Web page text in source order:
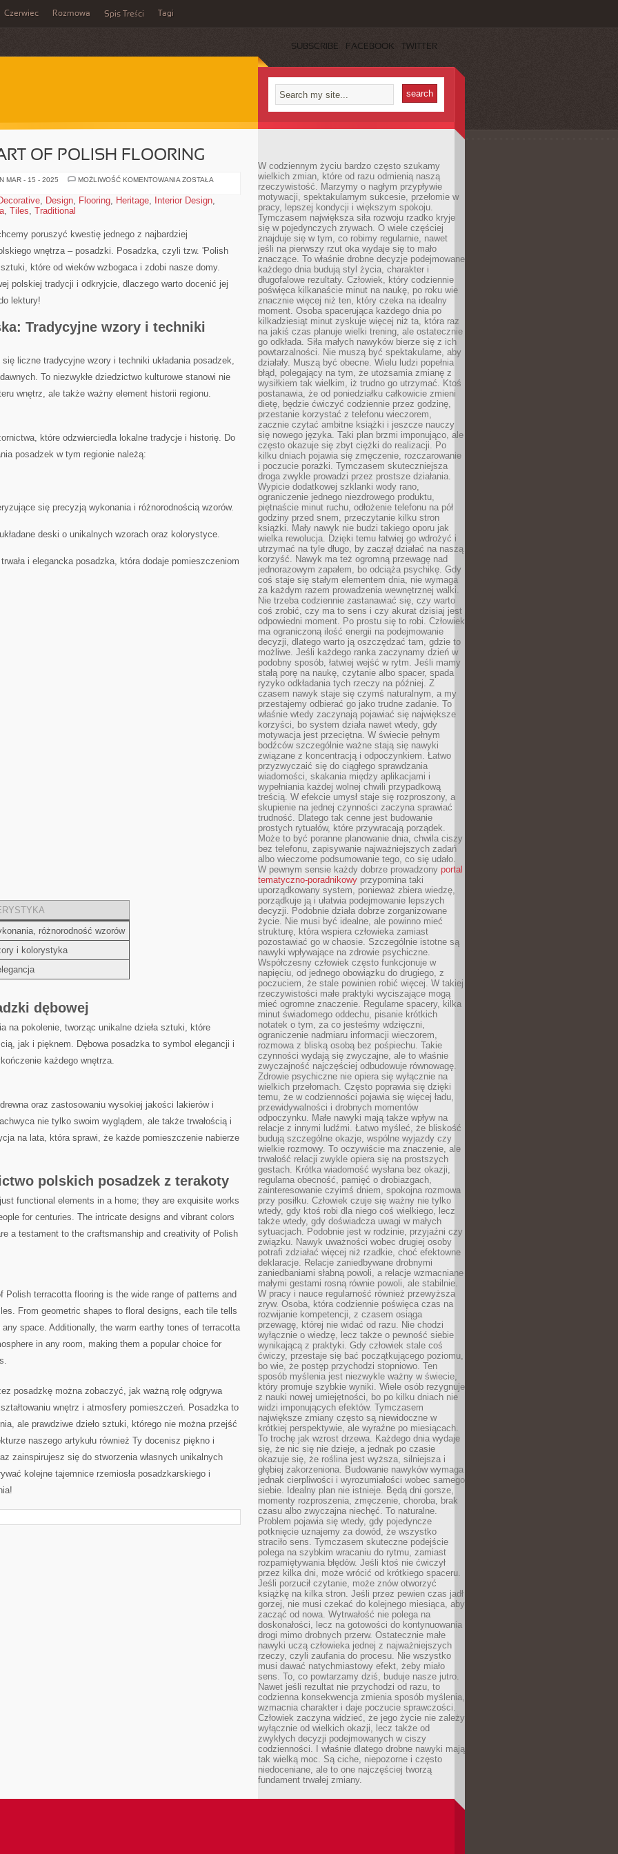
Czerwiec Rozmowa Spis Treści Tagi
SUBSCRIBE FACEBOOK TWITTER
OF POLISH FLOORING
MAR - 15 - 2025 MOŻLIWOŚĆ KOMENTOWANIA POSADZKA:
OF
ZOSTAŁA
, Design, Flooring, Heritage, Interior Design,
, Tiles, Traditional
poruszyć kwestię jednego z najbardziej
wnętrza – posadzki. Posadzka, czyli tzw. 'Polish
które od wieków wzbogaca⁣ i zdobi nasze domy.
polskiej tradycji i odkryjcie, dlaczego‌ warto docenić⁤ jej
⁢lektury!
Tradycyjne wzory i techniki
się‍ liczne tradycyjne wzory ⁢i techniki układania ⁤posadzek,
⁤To niezwykłe dziedzictwo kulturowe stanowi nie
wnętrz, ale ‍także ważny element historii ​regionu.
które odzwierciedla lokalne tradycje i ​historię. Do
posadzek w tym regionie należą:
się precyzją wykonania i różnorodnością wzorów.
deski o unikalnych wzorach oraz⁣ kolorystyce.
i elegancka posadzka, która dodaje​ pomieszczeniom
różnorodność​ wzorów
i⁣ kolorystyka
dębowej
na‍ pokolenie, tworząc unikalne dzieła sztuki, które
jak i pięknem. Dębowa posadzka to⁣ symbol elegancji i
każdego wnętrza.
oraz⁣ zastosowaniu wysokiej jakości lakierów i
nie ​tylko swoim‌ wyglądem, ale także trwałością ⁣i
na⁤ lata, która sprawi, że każde pomieszczenie nabierze
polskich posadzek z terakoty
functional​ elements in a home; they are exquisite works
for centuries. The​ intricate designs and vibrant ​colors
a⁤ testament‍ to the craftsmanship and creativity ⁤of Polish
terracotta ‍flooring is the wide range of patterns and
From geometric ⁢shapes to floral designs, ⁢each tile tells
space. ‍Additionally, the warm earthy tones of terracotta‍
in any room, making them a⁢ popular choice for‌
posadzkę⁢ można zobaczyć, jak ważną rolę odgrywa
wnętrz i ‌atmosfery ​pomieszczeń. Posadzka to
ale prawdziwe‌ dzieło sztuki, którego nie można przejść
naszego artykułu również Ty docenisz piękno i
zainspirujesz się do stworzenia⁤ własnych unikalnych
kolejne tajemnice rzemiosła posadzkarskiego i
W codziennym życiu bardzo często szukamy
wielkich zmian, które od razu odmienią naszą
rzeczywistość. Marzymy o nagłym przypływie
motywacji, spektakularnym sukcesie, przełomie w
pracy, lepszej kondycji i większym spokoju.
Tymczasem największa siła rozwoju rzadko kryje
się w pojedynczych zrywach. O wiele częściej
znajduje się w tym, co robimy regularnie, nawet
jeśli na pierwszy rzut oka wydaje się to mało
znaczące. To właśnie drobne decyzje podejmowane
każdego dnia budują styl życia, charakter i
długofalowe rezultaty. Człowiek, który codziennie
poświęca kilkanaście minut na naukę, po roku wie
znacznie więcej niż ten, który czeka na idealny
moment. Osoba spacerująca każdego dnia po
kilkadziesiąt minut zyskuje więcej niż ta, która raz
na jakiś czas planuje wielki trening, ale ostatecznie
go odkłada. Siła małych nawyków bierze się z ich
powtarzalności. Nie muszą być spektakularne, aby
działały. Muszą być obecne. Wielu ludzi popełnia
błąd, polegający na tym, że utożsamia zmianę z
wysiłkiem tak wielkim, iż trudno go utrzymać. Ktoś
postanawia, że od poniedziałku całkowicie zmieni
dietę, będzie ćwiczyć codziennie przez godzinę,
przestanie korzystać z telefonu wieczorem,
zacznie czytać ambitne książki i jeszcze nauczy
się nowego języka. Taki plan brzmi imponująco, ale
często okazuje się zbyt ciężki do realizacji. Po
kilku dniach pojawia się zmęczenie, rozczarowanie
i poczucie porażki. Tymczasem skuteczniejsza
droga zwykle prowadzi przez prostsze działania.
Wypicie dodatkowej szklanki wody rano,
ograniczenie jednego niezdrowego produktu,
piętnaście minut ruchu, odłożenie telefonu na pół
godziny przed snem, przeczytanie kilku stron
książki. Mały nawyk nie budzi takiego oporu jak
wielka rewolucja. Dzięki temu łatwiej go wdrożyć i
utrzymać na tyle długo, by zaczął działać na naszą
korzyść. Nawyk ma też ogromną przewagę nad
jednorazowym zapałem, bo odciąża psychikę. Gdy
coś staje się stałym elementem dnia, nie wymaga
za każdym razem prowadzenia wewnętrznej walki.
Nie trzeba codziennie zastanawiać się, czy warto
coś zrobić, czy ma to sens i czy akurat dzisiaj jest
odpowiedni moment. Po prostu się to robi. Człowiek
ma ograniczoną ilość energii na podejmowanie
decyzji, dlatego warto ją oszczędzać tam, gdzie to
możliwe. Jeśli każdego ranka zaczynamy dzień w
podobny sposób, łatwiej wejść w rytm. Jeśli mamy
stałą porę na naukę, czytanie albo spacer, spada
ryzyko odkładania tych rzeczy na później. Z
czasem nawyk staje się czymś naturalnym, a my
przestajemy odbierać go jako trudne zadanie. To
właśnie wtedy zaczynają pojawiać się największe
korzyści, bo system działa nawet wtedy, gdy
motywacja jest przeciętna. W świecie pełnym
bodźców szczególnie ważne stają się nawyki
związane z koncentracją i odpoczynkiem. Łatwo
przyzwyczaić się do ciągłego sprawdzania
wiadomości, skakania między aplikacjami i
wypełniania każdej wolnej chwili przypadkową
treścią. W efekcie umysł staje się rozproszony, a
skupienie na jednej czynności zaczyna sprawiać
trudność. Dlatego tak cenne jest budowanie
prostych rytuałów, które przywracają porządek.
Może to być poranne planowanie dnia, chwila ciszy
bez telefonu, zapisywanie najważniejszych zadań
albo wieczorne podsumowanie tego, co się udało.
W pewnym sensie każdy dobrze prowadzony portal
tematyczno-poradnikowy przypomina taki
uporządkowany system, ponieważ zbiera wiedzę,
porządkuje ją i ułatwia podejmowanie lepszych
decyzji. Podobnie działa dobrze zorganizowane
życie. Nie musi być idealne, ale powinno mieć
strukturę, która wspiera człowieka zamiast
pozostawiać go w chaosie. Szczególnie istotne są
nawyki wpływające na zdrowie psychiczne.
Współczesny człowiek często funkcjonuje w
napięciu, od jednego obowiązku do drugiego, z
poczuciem, że stale powinien robić więcej. W takiej
rzeczywistości małe praktyki wyciszające mogą
mieć ogromne znaczenie. Regularne spacery, kilka
minut świadomego oddechu, pisanie krótkich
notatek o tym, za co jesteśmy wdzięczni,
ograniczenie nadmiaru informacji wieczorem,
rozmowa z bliską osobą bez pośpiechu. Takie
czynności wydają się zwyczajne, ale to właśnie
zwyczajność najczęściej odbudowuje równowagę.
Zdrowie psychiczne nie opiera się wyłącznie na
wielkich przełomach. Często poprawia się dzięki
temu, że w codzienności pojawia się więcej ładu,
przewidywalności i drobnych momentów
odpoczynku. Małe nawyki mają także wpływ na
relacje z innymi ludźmi. Łatwo myśleć, że bliskość
budują szczególne okazje, wspólne wyjazdy czy
wielkie rozmowy. To oczywiście ma znaczenie, ale
trwałość relacji zwykle opiera się na prostszych
gestach. Krótka wiadomość wysłana bez okazji,
regularna obecność, pamięć o drobiazgach,
zainteresowanie czyimś dniem, spokojna rozmowa
przy posiłku. Człowiek czuje się ważny nie tylko
wtedy, gdy ktoś robi dla niego coś wielkiego, lecz
także wtedy, gdy doświadcza uwagi w małych
sytuacjach. Podobnie jest w rodzinie, przyjaźni czy
związku. Nawyk uważności wobec drugiej osoby
potrafi zdziałać więcej niż rzadkie, choć efektowne
deklaracje. Relacje zaniedbywane drobnymi
zaniedbaniami słabną powoli, a relacje wzmacniane
małymi gestami rosną równie powoli, ale stabilnie.
W pracy i nauce regularność również przewyższa
zryw. Osoba, która codziennie poświęca czas na
rozwijanie kompetencji, z czasem osiąga
przewagę, której nie widać od razu. Nie chodzi
wyłącznie o wiedzę, lecz także o pewność siebie
wynikającą z praktyki. Gdy człowiek stale coś
ćwiczy, przestaje się bać początkującego poziomu,
bo wie, że postęp przychodzi stopniowo. Ten
sposób myślenia jest niezwykle ważny w świecie,
który promuje szybkie wyniki. Wiele osób rezygnuje
z nauki nowej umiejętności, bo po kilku dniach nie
widzi imponujących efektów. Tymczasem
największe zmiany często są niewidoczne w
krótkiej perspektywie, ale wyraźne po miesiącach.
To trochę jak wzrost drzewa. Każdego dnia wydaje
się, że nic się nie dzieje, a jednak po czasie
okazuje się, że roślina jest wyższa, silniejsza i
głębiej zakorzeniona. Budowanie nawyków wymaga
jednak cierpliwości i wyrozumiałości wobec samego
siebie. Idealny plan nie istnieje. Będą dni gorsze,
momenty rozproszenia, zmęczenie, choroba, brak
czasu albo zwyczajna niechęć. To naturalne.
Problem pojawia się wtedy, gdy pojedyncze
potknięcie uznajemy za dowód, że wszystko
straciło sens. Tymczasem skuteczne podejście
polega na szybkim wracaniu do rytmu, zamiast
rozpamiętywania błędów. Jeśli ktoś nie ćwiczył
przez kilka dni, może wrócić od krótkiego spaceru.
Jeśli porzucił czytanie, może znów otworzyć
książkę na kilka stron. Jeśli przez pewien czas jadł
gorzej, nie musi czekać do kolejnego miesiąca, aby
zacząć od nowa. Wytrwałość nie polega na
doskonałości, lecz na gotowości do kontynuowania
drogi mimo drobnych przerw. Ostatecznie małe
nawyki uczą człowieka jednej z najważniejszych
rzeczy, czyli zaufania do procesu. Nie wszystko
musi dawać natychmiastowy efekt, żeby miało
sens. To, co powtarzamy dziś, buduje nasze jutro.
Nawet jeśli rezultat nie przychodzi od razu, to
codzienna konsekwencja zmienia sposób myślenia,
wzmacnia charakter i daje poczucie sprawczości.
Człowiek zaczyna widzieć, że jego życie nie zależy
wyłącznie od wielkich okazji, lecz także od
zwykłych decyzji podejmowanych w ciszy
codzienności. I właśnie dlatego drobne nawyki mają
tak wielką moc. Są ciche, niepozorne i często
niedoceniane, ale to one najczęściej tworzą
fundament trwałej zmiany.